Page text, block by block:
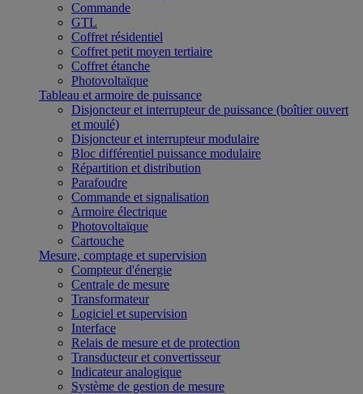
Commande
GTL
Coffret résidentiel
Coffret petit moyen tertiaire
Coffret étanche
Photovoltaïque
Tableau et armoire de puissance
Disjoncteur et interrupteur de puissance (boîtier ouvert
et moulé)
Disjoncteur et interrupteur modulaire
Bloc différentiel puissance modulaire
Répartition et distribution
Parafoudre
Commande et signalisation
Armoire électrique
Photovoltaïque
Cartouche
Mesure, comptage et supervision
Compteur d'énergie
Centrale de mesure
Transformateur
Logiciel et supervision
Interface
Relais de mesure et de protection
Transducteur et convertisseur
Indicateur analogique
Système de gestion de mesure